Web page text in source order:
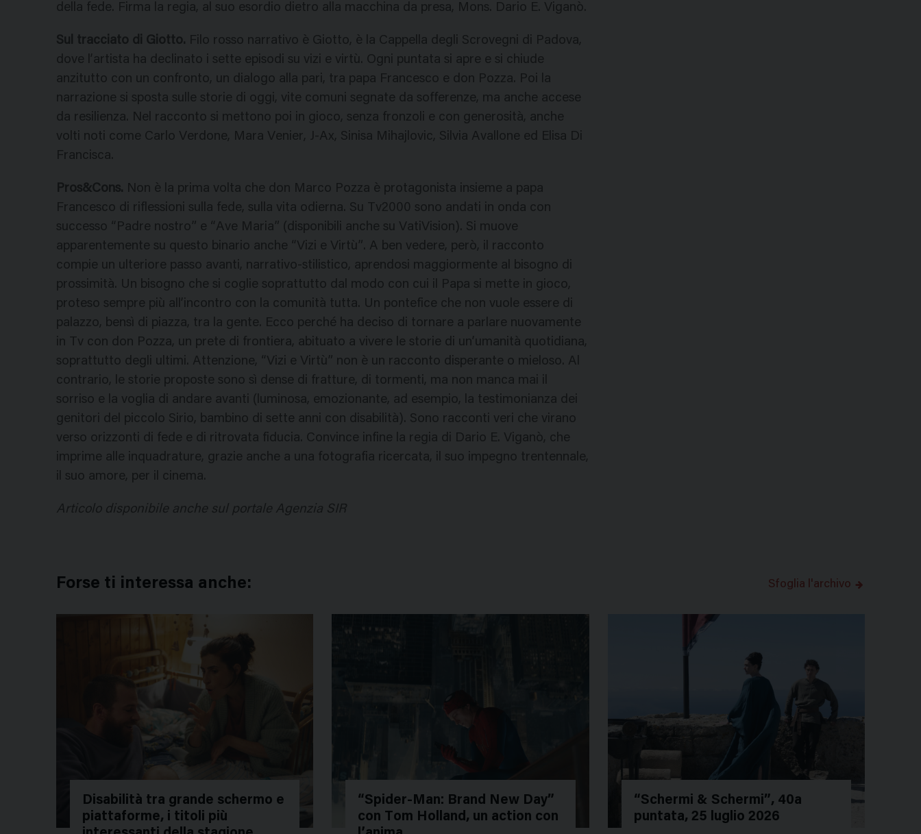
della fede. Firma la regia, al suo esordio dietro alla macchina da presa, Mons. Dario E. Viganò.
Sul tracciato di Giotto. Filo rosso narrativo è Giotto, è la Cappella degli Scrovegni di Padova,
dove l’artista ha declinato i sette episodi su vizi e virtù. Ogni puntata si apre e si chiude
anzitutto con un confronto, un dialogo alla pari, tra papa Francesco e don Pozza. Poi la
narrazione si sposta sulle storie di oggi, vite comuni segnate da sofferenze, ma anche accese
da resilienza. Nel racconto si mettono poi in gioco, senza fronzoli e con generosità, anche
volti noti come Carlo Verdone, Mara Venier, J-Ax, Sinisa Mihajlovic, Silvia Avallone ed Elisa Di
Francisca.
Pros&Cons. Non è la prima volta che don Marco Pozza è protagonista insieme a papa
Francesco di riflessioni sulla fede, sulla vita odierna. Su Tv2000 sono andati in onda con
successo “Padre nostro” e “Ave Maria” (disponibili anche su VatiVision). Si muove
apparentemente su questo binario anche “Vizi e Virtù”. A ben vedere, però, il racconto
compie un ulteriore passo avanti, narrativo-stilistico, aprendosi maggiormente al bisogno di
prossimità. Un bisogno che si coglie soprattutto dal modo con cui il Papa si mette in gioco,
proteso sempre più all’incontro con la comunità tutta. Un pontefice che non vuole essere di
palazzo, bensì di piazza, tra la gente. Ecco perché ha deciso di tornare a parlare nuovamente
in Tv con don Pozza, un prete di frontiera, abituato a vivere le storie di un’umanità quotidiana,
soprattutto degli ultimi. Attenzione, “Vizi e Virtù” non è un racconto disperante o mieloso. Al
contrario, le storie proposte sono sì dense di fratture, di tormenti, ma non manca mai il
sorriso e la voglia di andare avanti (luminosa, emozionante, ad esempio, la testimonianza dei
genitori del piccolo Sirio, bambino di sette anni con disabilità). Sono racconti veri che virano
verso orizzonti di fede e di ritrovata fiducia. Convince infine la regia di Dario E. Viganò, che
imprime alle inquadrature, grazie anche a una fotografia ricercata, il suo impegno trentennale,
il suo amore, per il cinema.
Articolo disponibile anche sul portale Agenzia SIR
Forse ti interessa anche: Sfoglia l'archivo
Disabilità tra grande schermo e
piattaforme, i titoli più
“Spider-Man: Brand New Day”
con Tom Holland, un action con
“Schermi & Schermi”, 40a
puntata, 25 luglio 2026